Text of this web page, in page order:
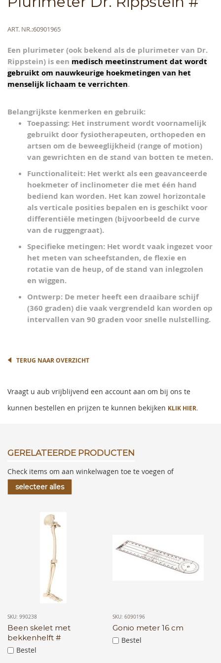
Meer
ART. NR.60901965
Een plurimeter(ook bekend als de plurimeter van Dr.
Rippstein) is een medisch meetinstrument dat wordt
gebruikt om nauwkeurige hoekmetingen van het
menselijk lichaam te verrichten.
Belangrijkste kenmerken en gebruik:
Toepassing: Het instrument wordt voornamelijk
gebruikt door fysiotherapeuten, orthopeden en
artsen om de beweeglijkheid (range of motion)
van gewrichten en de stand van botten te meten.
Functionaliteit: Het werkt als een geavanceerde
hoekmeter of inclinometer die met één hand
bediend kan worden. Het kan zowel horizontale
als verticale posities bepalen en is geschikt voor
differentiële metingen (bijvoorbeeld de curve
van de ruggengraat).
Specifieke metingen: Het wordt vaak ingezet voor
het meten van scheefstanden, de flexie en
rotatie van de heup, of de stand van inlegzolen
en wiggen.
Ontwerp: De meter heeft een draaibare schijf
(360 graden) die vaak vergrendeld kan worden op
intervallen van 90 graden voor snelle nulstelling.
to
the
images
gallery
TERUG NAAR OVERZICHT
Vraagt u aub vrijblijvend een account aan om bij ons te
kunnen bestellen en prijzen te kunnen bekijken KLIK HIER.
GERELATEERDE PRODUCTEN
Check items om aan winkelwagen toe te voegen of
selecteer alles
SKU: 990238
Been skelet met
bekkenhelft #
Bestel
SKU: 6090196
Gonio meter 16 cm
Bestel